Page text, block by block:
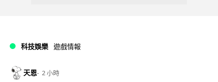
科技娛樂 遊戲情報
天恩 2 小時